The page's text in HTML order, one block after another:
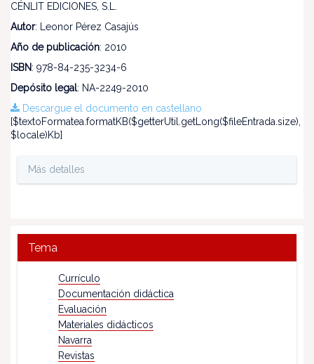
CÉNLIT EDICIONES, S.L.
Autor: Leonor Pérez Casajús
Año de publicación: 2010
ISBN: 978-84-235-3234-6
Depósito legal: NA-2249-2010
Descargue el documento en castellano
[$textoFormatea.formatKB($getterUtil.getLong($fileEntrada.size),
$locale)Kb]
Más detalles
Tema
Currículo
Documentación didáctica
Evaluación
Materiales didácticos
Navarra
Revistas